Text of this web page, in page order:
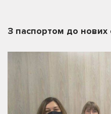
З паспортом до